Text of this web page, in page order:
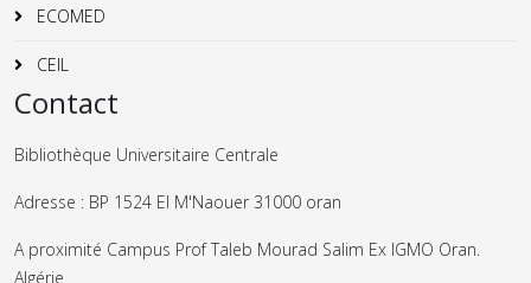
ECOMED
CEIL
Contact
Bibliothèque Universitaire Centrale
Adresse : BP 1524 El M'Naouer 31000 oran
A proximité Campus Prof Taleb Mourad Salim Ex IGMO Oran.
Algérie